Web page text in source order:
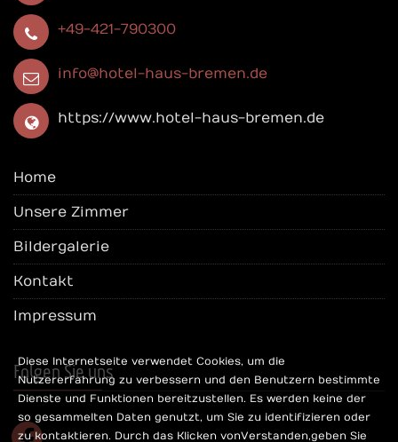
+49-421-790300
info@hotel-haus-bremen.de
https://www.hotel-haus-bremen.de
Home
Unsere Zimmer
Bildergalerie
Kontakt
Impressum
Folgen Sie uns
facebook
Diese Internetseite verwendet Cookies, um die
Nutzererfahrung zu verbessern und den Benutzern bestimmte
Dienste und Funktionen bereitzustellen. Es werden keine der
so gesammelten Daten genutzt, um Sie zu identifizieren oder
zu kontaktieren. Durch das Klicken von Verstanden, geben Sie